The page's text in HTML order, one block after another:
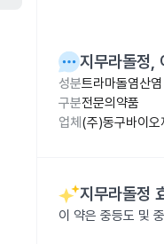
지무라돌정,
성분트라마돌염산
구분전문의약품
업체 (주)동구바이오
지무라돌정
이 약은 중등도 및